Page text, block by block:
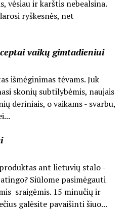
vėsiau ir karštis nebealsina.
ryškesnės, net
vaikų gimtadieniui
išmėginimas tėvams. Juk
skonių subtilybėmis, naujais
deriniais, o vaikams - svarbu,
ant lietuvių stalo -
Siūlome pasimėgauti
sraigėmis. 15 minučių ir
galėsite pavaišinti šiuo...